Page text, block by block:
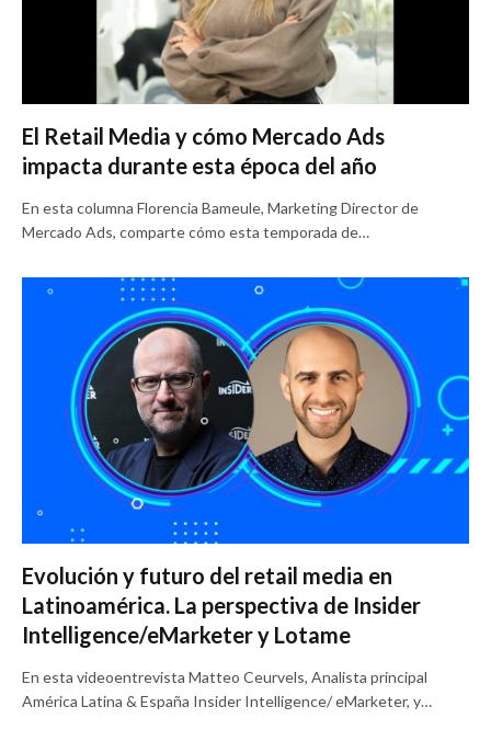
El Retail Media y cómo Mercado Ads
impacta durante esta época del año
En esta columna Florencia Bameule, Marketing Director de
Mercado Ads, comparte cómo esta temporada de…
Evolución y futuro del retail media en
Latinoamérica. La perspectiva de Insider
Intelligence/eMarketer y Lotame
En esta videoentrevista Matteo Ceurvels, Analista principal
América Latina & España Insider Intelligence/ eMarketer, y…